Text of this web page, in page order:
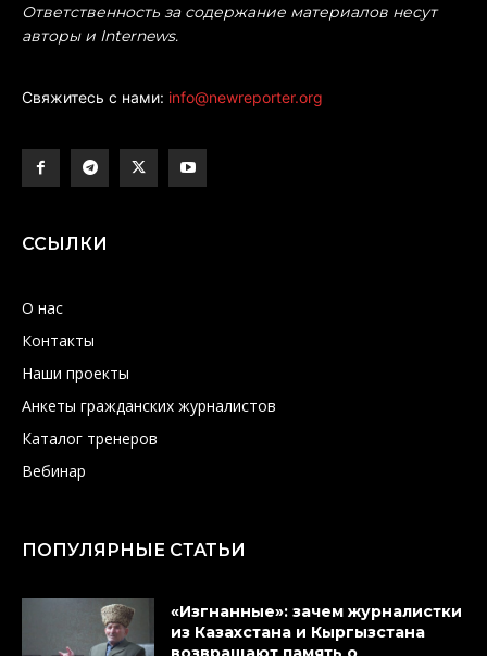
Ответственность за содержание материалов несут
авторы и Internews.
Свяжитесь с нами: info@newreporter.org
ССЫЛКИ
О нас
Контакты
Наши проекты
Анкеты гражданских журналистов
Каталог тренеров
Вебинар
ПОПУЛЯРНЫЕ СТАТЬИ
«Изгнанные»: зачем журналистки
из Казахстана и Кыргызстана